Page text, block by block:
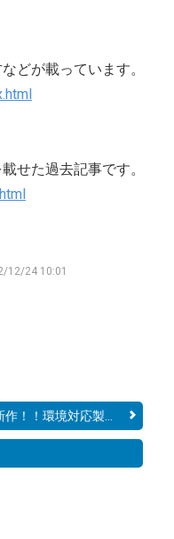
どが載っています。
せた過去記事です。
12/24 10:01